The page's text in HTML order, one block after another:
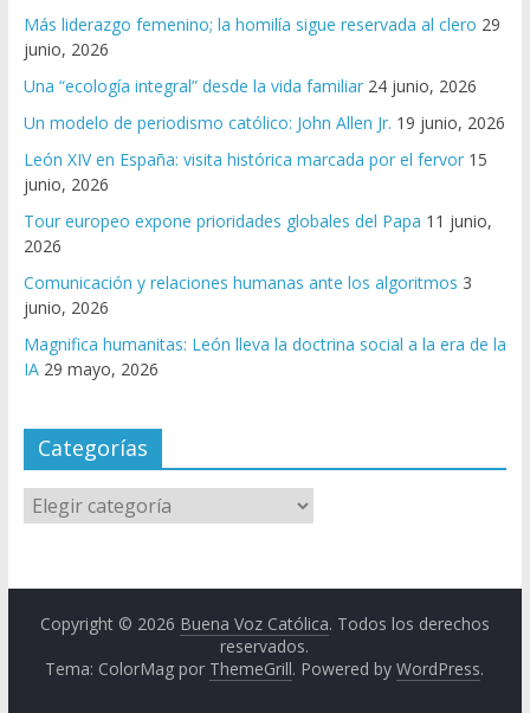
Más liderazgo femenino; la homilía sigue reservada al clero 29
junio, 2026
Una “ecología integral” desde la vida familiar 24 junio, 2026
Un modelo de periodismo católico: John Allen Jr. 19 junio, 2026
León XIV en España: visita histórica marcada por el fervor 15
junio, 2026
Tour europeo expone prioridades globales del Papa 11 junio,
2026
Comunicación y relaciones humanas ante los algoritmos 3
junio, 2026
Magnifica humanitas: León lleva la doctrina social a la era de la
IA 29 mayo, 2026
Categorías
Copyright © 2026 Buena Voz Católica. Todos los derechos
reservados.
Tema: ColorMag por ThemeGrill. Powered byWordPress.